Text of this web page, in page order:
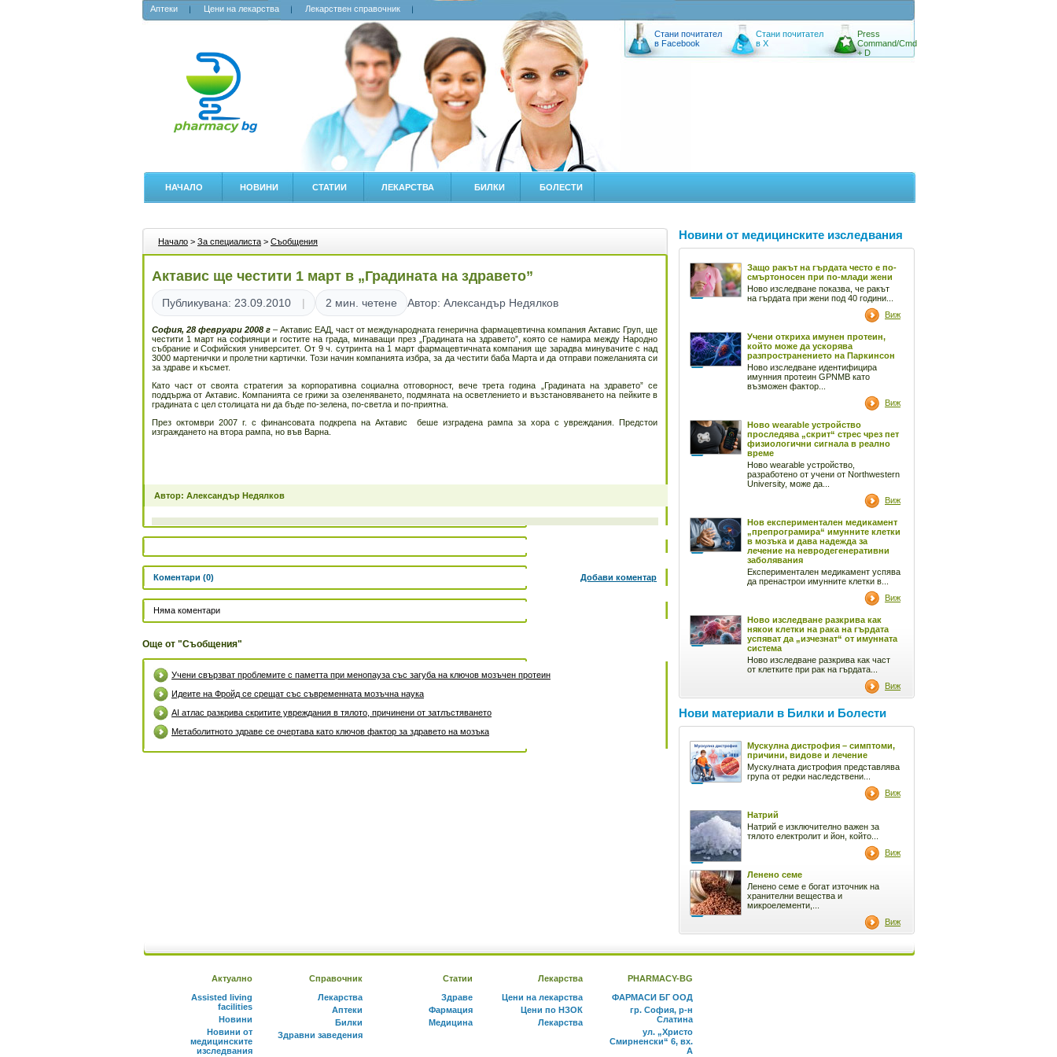
Аптеки Цени на лекарства Лекарствен справочник
Стани почитател
в Facebook
Стани почитател
в X
Press
Command/Cmd
+ D
НАЧАЛО НОВИНИ СТАТИИ ЛЕКАРСТВА БИЛКИ БОЛЕСТИ
Начало > За специалиста > Съобщения
Актавис ще честити 1 март в „Градината на здравето”
Публикувана: 23.09.2010 2 мин. четене Автор: Александър Недялков
София, 28 февруари 2008 г – Актавис ЕАД, част от международната генерична фармацевтична компания Актавис Груп, ще
честити 1 март на софиянци и гостите на града, минаващи през „Градината на здравето”, която се намира между Народно
събрание и Софийския университет. От 9 ч. сутринта на 1 март фармацевтичната компания ще зарадва минувачите с над
3000 мартенички и пролетни картички. Този начин компанията избра, за да честити баба Марта и да отправи пожеланията си
за здраве и късмет.
Като част от своята стратегия за корпоративна социална отговорност, вече трета година „Градината на здравето” се
поддържа от Актавис. Компанията се грижи за озеленяването, подмяната на осветлението и възстановяването на пейките в
градината с цел столицата ни да бъде по-зелена, по-светла и по-приятна.
През октомври 2007 г. с финансовата подкрепа на Актавис беше изградена рампа за хора с увреждания. Предстои
изграждането на втора рампа, но във Варна.
Автор: Александър Недялков
Коментари (0) Добави коментар
Няма коментари
Още от "Съобщения"
Учени свързват проблемите с паметта при менопауза със загуба на ключов мозъчен протеин
Идеите на Фройд се срещат със съвременната мозъчна наука
AI атлас разкрива скритите увреждания в тялото, причинени от затлъстяването
Метаболитното здраве се очертава като ключов фактор за здравето на мозъка
Новини от медицинските изследвания
Защо ракът на гърдата често е по-
смъртоносен при по-млади жени
Ново изследване показва, че ракът
на гърдата при жени под 40 години...
Виж
Учени откриха имунен протеин,
който може да ускорява
разпространението на Паркинсон
Ново изследване идентифицира
имунния протеин GPNMB като
възможен фактор...
Виж
Ново wearable устройство
проследява „скрит“ стрес чрез пет
физиологични сигнала в реално
време
Ново wearable устройство,
разработено от учени от Northwestern
University, може да...
Виж
Нов експериментален медикамент
„препрограмира“ имунните клетки
в мозъка и дава надежда за
лечение на невродегенеративни
заболявания
Експериментален медикамент успява
да пренастрои имунните клетки в...
Виж
Ново изследване разкрива как
някои клетки на рака на гърдата
успяват да „изчезнат“ от имунната
система
Ново изследване разкрива как част
от клетките при рак на гърдата...
Виж
Нови материали в Билки и Болести
Мускулна дистрофия – симптоми,
причини, видове и лечение
Мускулната дистрофия представлява
група от редки наследствени...
Виж
Натрий
Натрий е изключително важен за
тялото електролит и йон, който...
Виж
Ленено семе
Ленено семе е богат източник на
хранителни вещества и
микроелементи,...
Виж
Актуално
Assisted living
facilities
Новини
Новини от
медицинските
изследвания
Справочник
Лекарства
Аптеки
Билки
Здравни заведения
Статии
Здраве
Фармация
Медицина
Лекарства
Цени на лекарства
Цени по НЗОК
Лекарства
PHARMACY-BG
ФАРМАСИ БГ ООД
гр. София, р-н
Слатина
ул. „Христо
Смирненски“ 6, вх.
А